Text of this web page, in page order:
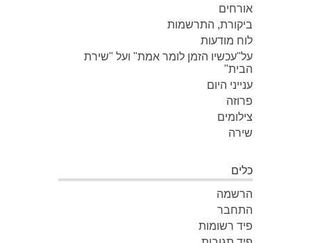
אורחים
ביקורת, התרשמות
לוח מודעות
על"עכשיו הזמן לומר אמת" ועל "שירת
הבית"
ענייני היום
פרוזה
צילומים
שירה
כלים
הרשמה
התחבר
פיד רשומות